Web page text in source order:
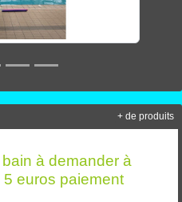
à demander à
euros paiement
+ de produits